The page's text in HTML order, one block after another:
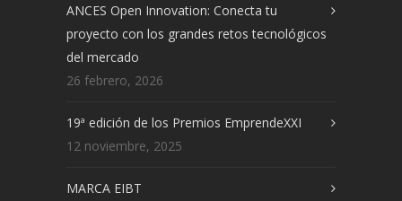
ANCES Open Innovation: Conecta tu
proyecto con los grandes retos tecnológicos
del mercado
26 febrero, 2026
19ª edición de los Premios EmprendeXXI
12 noviembre, 2025
MARCA EIBT